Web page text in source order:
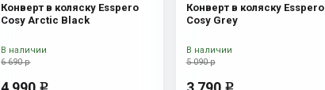
Конверт в коляску Esspero
Cosy Arctic Black
6 690 р
e
В наличии
Конверт в коляску Esspero
Cosy Grey
5 090 р
e
В наличии